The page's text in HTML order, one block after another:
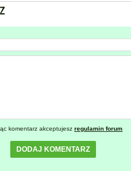
komentarz akceptujesz regulamin forum
DODAJ KOMENTARZ